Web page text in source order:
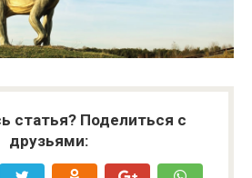
статья? Поделиться с
друзьями: